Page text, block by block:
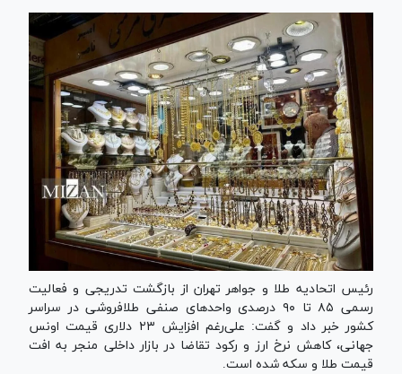
رئیس اتحادیه طلا و جواهر تهران از بازگشت تدریجی و فعالیت
رسمی ۸۵ تا ۹۰ درصدی واحد‌های صنفی طلافروشی در سراسر
کشور خبر داد و گفت: علی‌رغم افزایش ۲۳ دلاری قیمت اونس
جهانی، کاهش نرخ ارز و رکود تقاضا در بازار داخلی منجر به افت
قیمت طلا و سکه شده است.